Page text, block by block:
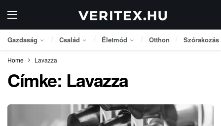
Gazdaság Család Életmód Otthon Szórakozás
Home Lavazza
Címke: Lavazza